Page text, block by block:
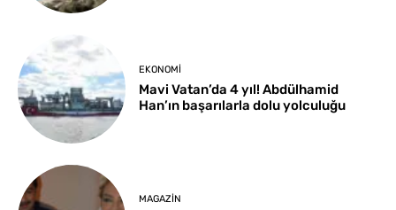
EKONOMI
Mavi Vatan’da 4 yıl! Abdülhamid
Han’ın başarılarla dolu yolculuğu
MAGAZIN